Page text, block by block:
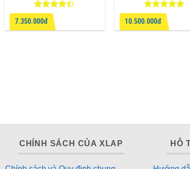
Được xếp
hạng4.33
5 sao
7.350.000đ
Được xếp
hạng
4.67
5 sao
10.500.000đ
CHÍNH SÁCH CỦA XLAP HỖ